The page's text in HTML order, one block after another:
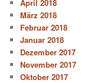
April 2018
März 2018
Februar 2018
Januar 2018
Dezember 2017
November 2017
Oktober 2017